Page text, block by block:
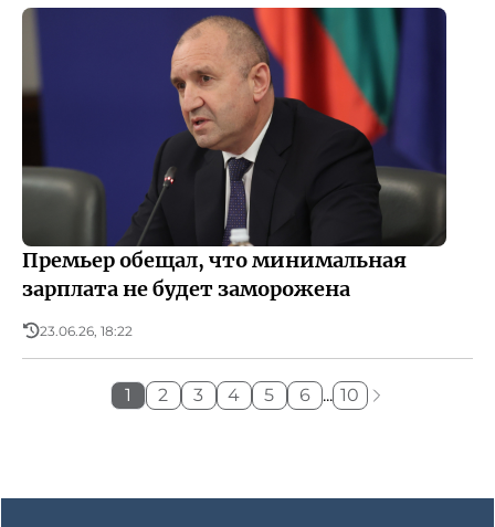
Премьер обещал, что минимальная
зарплата не будет заморожена
23.06.26, 18:22
1 2 3 4 5 6 ... 10